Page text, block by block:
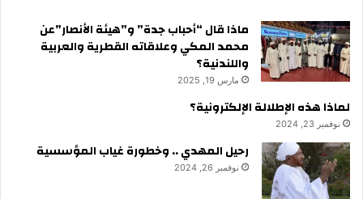
ماذا قال “أحباب جدة” و”هيئة الأنصار”عن
محمد المكي وعلاقاته القطرية والعربية
واللندنية؟
مارس 19, 2025
لماذا هذه الإطلالة الإلكترونية؟
نوفمبر 23, 2024
رحيل المهدي .. وخطورة غياب المؤسسية
نوفمبر 26, 2024